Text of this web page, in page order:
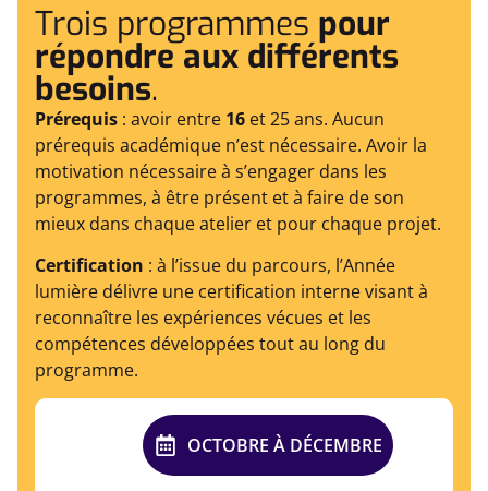
Trois programmes pour
répondre aux différents
besoins.
Prérequis : avoir entre 16 et 25 ans. Aucun
prérequis académique n’est nécessaire. Avoir la
motivation nécessaire à s’engager dans les
programmes, à être présent et à faire de son
mieux dans chaque atelier et pour chaque projet.
Certification : à l’issue du parcours, l’Année
lumière délivre une certification interne visant à
reconnaître les expériences vécues et les
compétences développées tout au long du
programme.
OCTOBRE À DÉCEMBRE